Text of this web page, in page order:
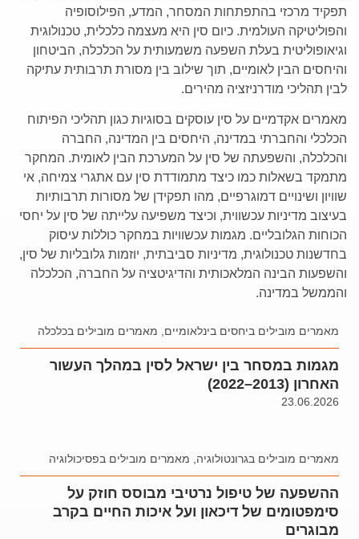
תפקיד מרכזי בהתפתחות המסחר, המדע, הפילוסופיה
והפוליטיקה העולמית. כיום סין היא מעצמה כלכלית, טכנולוגית
וגיאופוליטית בעלת השפעה משמעותית על הכלכלה, הביטחון
והיחסים הבין לאומיים, תוך שילוב בין מסורת תרבותית עתיקה
לבין תהליכי מודרניזציה מהירים.
מאמרים אקדמיים על סין עוסקים בסוגיות כגון תהליכי הפיתוח
הכלכלי והחברתי במדינה, היחסים בין המדינה, החברה
והכלכלה, והשפעתה של סין על המערכת הבין לאומית. המחקר
מתמקד בשאלות כמו כיצד מתמודדת סין עם אתגרי צמיחה, אי
שוויון ושינויים דמוגרפיים, מהו תפקידן של מסורות תרבותיות
בעיצוב מדיניות עכשווית, וכיצד משפיעה עלייתה של סין על יחסי
הכוחות הגלובליים. מגמות עכשוויות במחקר כוללות עיסוק
בחדשנות טכנולוגית, מדיניות סביבתית, יוזמות גלובליות של סין,
והשפעות הבינה המלאכותית והדיגיטציה על החברה, הכלכלה
והממשל במדינה.
מאמרים מובילים ביחסים בינלאומיים מאמרים מובילים בכלכלה
מגמות במסחר בין ישראל לסין במהלך העשור
האחרון (2013–2022)
23.06.2026
מאמרים מובילים בגרונטולוגיה מאמרים מובילים בפסיכולוגיה
ההשפעה של טיפול נרטיבי מבוסס חוזק על
סימפטומים של דיכאון ועל איכות החיים בקרב
מבוגרים